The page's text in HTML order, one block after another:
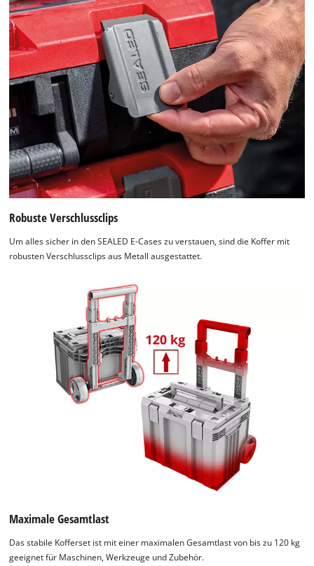
Robuste Verschlussclips
Um alles sicher in den SEALED E-Cases zu verstauen, sind die Koffer mit
robusten Verschlussclips aus Metall ausgestattet.
Maximale Gesamtlast
Das stabile Kofferset ist mit einer maximalen Gesamtlast von bis zu 120 kg
geeignet für Maschinen, Werkzeuge und Zubehör.